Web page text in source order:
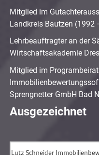
Mitglied im
Landkreis Bautzen (1992
Lehrbeauftragter an der
Wirtschaftsakademie
Mitglied im
Sprengnetter GmbH Bad
Ausgezeichnet